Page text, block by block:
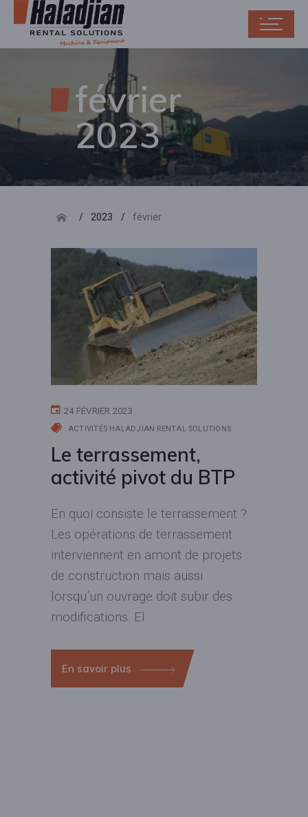
février
2023
2023 février
24 FÉVRIER 2023
ACTIVITÉS HALADJIAN RENTAL SOLUTIONS
Le terrassement,
activité pivot du BTP
En quoi consiste le terrassement ?
Les opérations de terrassement
interviennent en amont de projets
de construction mais aussi
lorsqu’un ouvrage doit subir des
modifications. El
En savoir plus